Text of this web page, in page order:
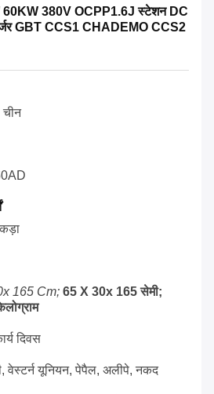
380V OCPP1.6J स्टेशन DC
GBT CCS1 CHADEMO CCS2
165 Cm; 65 X 30x 165 सेमी;
दिवस
वेस्टर्न यूनियन, पेपैल, अलीपे, नकद